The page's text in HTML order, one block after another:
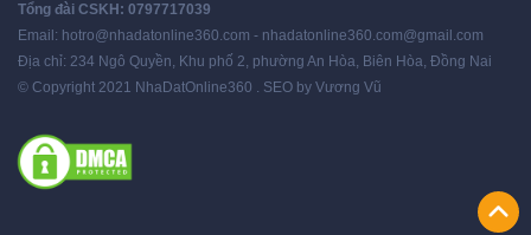
Tổng đài CSKH: 0797717039
Email: hotro@nhadatonline360.com - nhadatonline360.com@gmail.com
Địa chỉ: 234 Ngô Quyền, Khu phố 2, phường An Hòa, Biên Hòa, Đồng Nai
© Copyright 2021 NhaDatOnline360 . SEO by Vương Vũ